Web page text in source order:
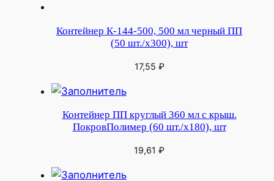
Контейнер К-144-500, 500 мл черный ПП
(50 шт./х300), шт
17,55 ₽
Контейнер ПП круглый 360 мл с крыш.
ПокровПолимер (60 шт./х180), шт
19,61 ₽